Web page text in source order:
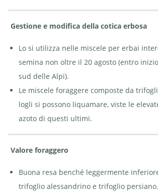
Gestione e modifica della cotica erbosa
Lo si utilizza nelle miscele per erbai
semina non oltre il 20 agosto (entro
sud delle Alpi).
Le miscele foraggere composte da
logli si possono liquamare, viste le
azoto di questi ultimi.
Valore foraggero
Buona resa benché leggermente
trifoglio alessandrino e trifoglio persiano.